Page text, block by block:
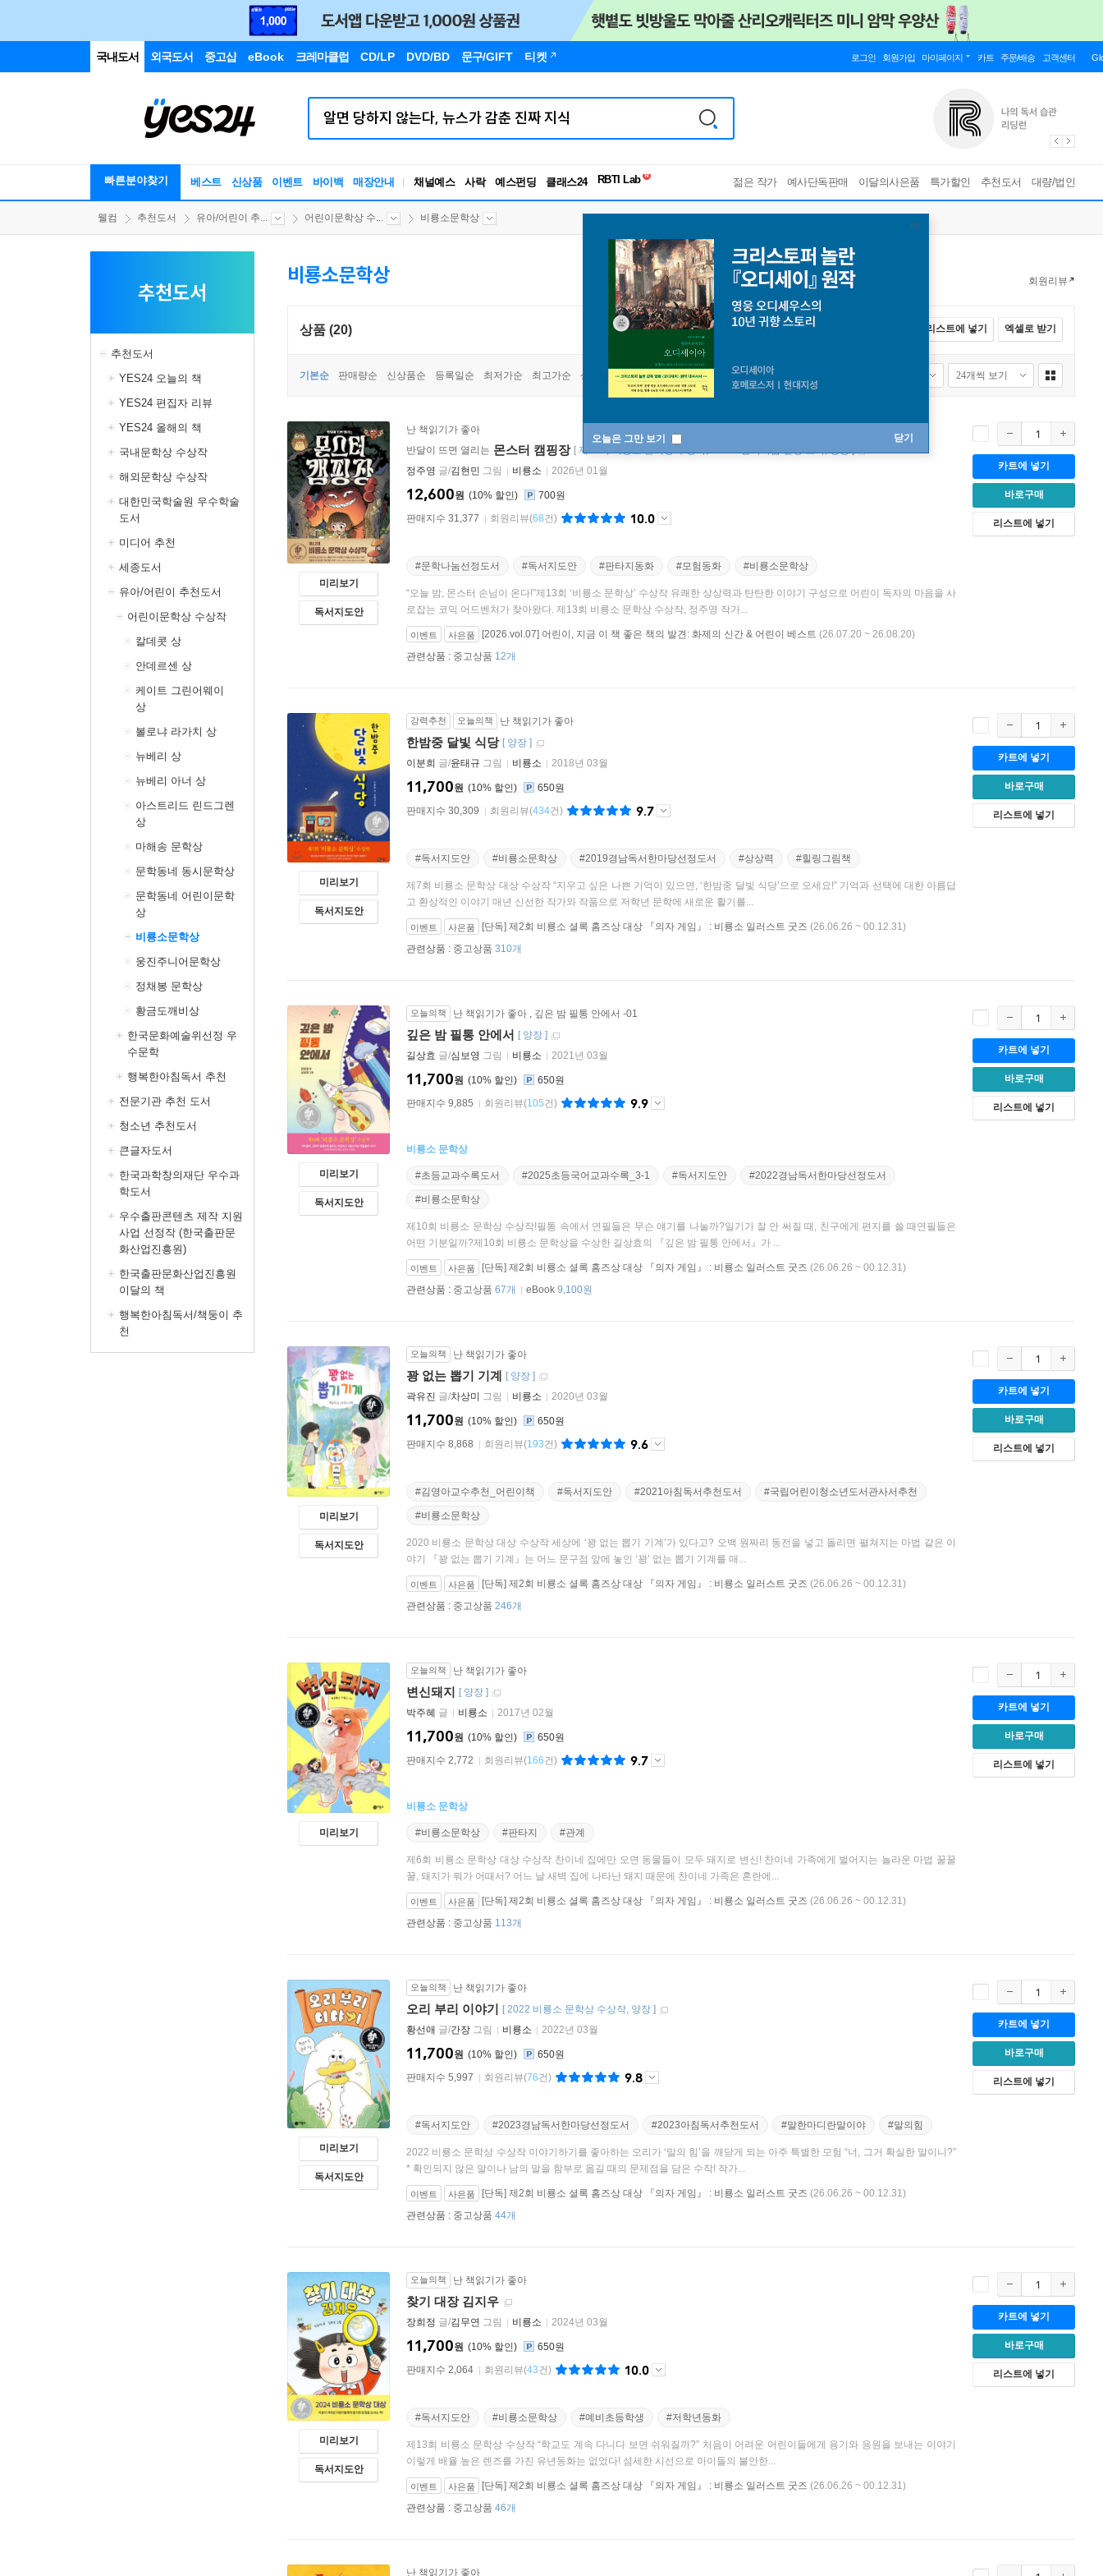
국내도서 외국도서 중고샵 eBook 크레마클럽 CD/LP DVD/BD 문구/GIFT 티켓 로그인 회원가입 마이페이지 카트 주문/배송 고객센터
빠른분야찾기 베스트 신상품 이벤트 바이백 매장안내 채널예스 사락 예스펀딩 클래스24
독서유형검사
젊은 작가 예사단독판매 이달의사은품 특가할인 추천도서 대량/법인
오늘은 그만 보기 닫기
웰컴 추천도서 유아/어린이 추... 어린이문학상 수... 비룡소문학상
추천도서
추천도서
YES24 오늘의 책
YES24 편집자 리뷰
YES24 올해의 책
국내문학상 수상작
해외문학상 수상작
대한민국학술원 우수학술
도서
미디어 추천
세종도서
유아/어린이 추천도서
어린이문학상 수상작
칼데콧 상
안데르센 상
케이트 그린어웨이
상
볼로냐 라가치 상
뉴베리 상
뉴베리 아너 상
아스트리드 린드그렌
상
마해송 문학상
문학동네 동시문학상
문학동네 어린이문학
상
비룡소문학상
웅진주니어문학상
정채봉 문학상
황금도깨비상
한국문화예술위선정 우
수문학
행복한아침독서 추천
전문기관 추천 도서
청소년 추천도서
큰글자도서
한국과학창의재단 우수과
학도서
우수출판콘텐츠 제작 지원
사업 선정작 (한국출판문
화산업진흥원)
한국출판문화산업진흥원
이달의 책
행복한아침독서/책둥이 추
천
비룡소문학상 회원리뷰
상품 (20) 전체선택 카트에 넣기 리스트에 넣기 엑셀로 받기
기본순 판매량순 신상품순 등록일순 최저가순 최고가순 상품명순
미리보기
독서지도안
난 책읽기가 좋아
반달이 뜨면 열리는 몬스터 캠핑장 [제13회 비룡소 문학상 수상작／2026 문학나눔 선정 도서 양장]
정주영 글/김현민 그림 비룡소 2026년 01월
10%
12,600원
700원
판매지수 31,377
회원리뷰(68건) 10.0
#문학나눔선정도서 #독서지도안 #판타지동화 #모험동화 #비룡소문학상
“오늘 밤, 몬스터 손님이 온다!”제13회 ‘비룡소 문학상’ 수상작 유쾌한 상상력과 탄탄한 이야기 구성으로 어린이 독자의 마음을 사
로잡는 코믹 어드벤처가 찾아왔다. 제13회 비룡소 문학상 수상작, 정주영 작가...
이벤트 사은품 [2026.vol.07] 어린이, 지금 이 책 좋은 책의 발견: 화제의 신간 & 어린이 베스트 (26.07.20 ~ 26.08.20)
관련상품 : 중고상품 12개
카트에 넣기
바로구매
리스트에 넣기
미리보기
독서지도안
강력추천 오늘의책 난 책읽기가 좋아
한밤중 달빛 식당 [ 양장 ]
이분희 글/윤태규 그림 비룡소 2018년 03월
10%
11,700원
650원
판매지수 30,309
회원리뷰(434건) 9.7
#독서지도안 #비룡소문학상 #2019경남독서한마당선정도서 #상상력 #힐링그림책
제7회 비룡소 문학상 대상 수상작 “지우고 싶은 나쁜 기억이 있으면, ‘한밤중 달빛 식당’으로 오세요!” 기억과 선택에 대한 아름답
고 환상적인 이야기 매년 신선한 작가와 작품으로 저학년 문학에 새로운 활기를...
이벤트 사은품 [단독] 제2회 비룡소 셜록 홈즈상 대상 『의자 게임』 : 비룡소 일러스트 굿즈 (26.06.26 ~ 00.12.31)
관련상품 : 중고상품 310개
카트에 넣기
바로구매
리스트에 넣기
미리보기
독서지도안
오늘의책 난 책읽기가 좋아 , 깊은 밤 필통 안에서 -01
깊은 밤 필통 안에서 [ 양장 ]
길상효 글/심보영 그림 비룡소 2021년 03월
10%
11,700원
650원
판매지수 9,885
회원리뷰(105건) 9.9
비룡소 문학상
#초등교과수록도서 #2025초등국어교과수록_3-1 #독서지도안 #2022경남독서한마당선정도서
#비룡소문학상
제10회 비룡소 문학상 수상작!필통 속에서 연필들은 무슨 얘기를 나눌까?일기가 잘 안 써질 때, 친구에게 편지를 쓸 때연필들은
어떤 기분일까?제10회 비룡소 문학상을 수상한 길상효의 『깊은 밤 필통 안에서』가 ...
이벤트 사은품 [단독] 제2회 비룡소 셜록 홈즈상 대상 『의자 게임』 : 비룡소 일러스트 굿즈 (26.06.26 ~ 00.12.31)
관련상품 : 중고상품 67개 eBook 9,100원
카트에 넣기
바로구매
리스트에 넣기
미리보기
독서지도안
오늘의책 난 책읽기가 좋아
꽝 없는 뽑기 기계 [ 양장 ]
곽유진 글/차상미 그림 비룡소 2020년 03월
10%
11,700원
650원
판매지수 8,868
회원리뷰(193건) 9.6
#김영아교수추천_어린이책 #독서지도안 #2021아침독서추천도서 #국립어린이청소년도서관사서추천
#비룡소문학상
2020 비룡소 문학상 대상 수상작 세상에 ‘꽝 없는 뽑기 기계’가 있다고? 오백 원짜리 동전을 넣고 돌리면 펼쳐지는 마법 같은 이
야기 『꽝 없는 뽑기 기계』는 어느 문구점 앞에 놓인 ‘꽝’ 없는 뽑기 기계를 매...
이벤트 사은품 [단독] 제2회 비룡소 셜록 홈즈상 대상 『의자 게임』 : 비룡소 일러스트 굿즈 (26.06.26 ~ 00.12.31)
관련상품 : 중고상품 246개
카트에 넣기
바로구매
리스트에 넣기
미리보기
오늘의책 난 책읽기가 좋아
변신돼지 [ 양장 ]
박주혜 글 비룡소 2017년 02월
10%
11,700원
650원
판매지수 2,772
회원리뷰(166건) 9.7
비룡소 문학상
#비룡소문학상 #판타지 #관계
제6회 비룡소 문학상 대상 수상작 찬이네 집에만 오면 동물들이 모두 돼지로 변신! 찬이네 가족에게 벌어지는 놀라운 마법 꿀꿀
꿀, 돼지가 뭐가 어때서? 어느 날 새벽 집에 나타난 돼지 때문에 찬이네 가족은 혼란에...
이벤트 사은품 [단독] 제2회 비룡소 셜록 홈즈상 대상 『의자 게임』 : 비룡소 일러스트 굿즈 (26.06.26 ~ 00.12.31)
관련상품 : 중고상품 113개
카트에 넣기
바로구매
리스트에 넣기
미리보기
독서지도안
오늘의책 난 책읽기가 좋아
오리 부리 이야기 [2022 비룡소 문학상 수상작 양장 ]
황선애 글/간장 그림 비룡소 2022년 03월
10%
11,700원
650원
판매지수 5,997
회원리뷰(76건) 9.8
#독서지도안 #2023경남독서한마당선정도서 #2023아침독서추천도서 #말한마디란말이야 #말의힘
2022 비룡소 문학상 수상작 이야기하기를 좋아하는 오리가 ‘말의 힘’을 깨닫게 되는 아주 특별한 모험 “너, 그거 확실한 말이니?”
* 확인되지 않은 말이나 남의 말을 함부로 옮길 때의 문제점을 담은 수작! 작가...
이벤트 사은품 [단독] 제2회 비룡소 셜록 홈즈상 대상 『의자 게임』 : 비룡소 일러스트 굿즈 (26.06.26 ~ 00.12.31)
관련상품 : 중고상품 44개
카트에 넣기
바로구매
리스트에 넣기
미리보기
독서지도안
오늘의책 난 책읽기가 좋아
찾기 대장 김지우
장희정 글/김무연 그림 비룡소 2024년 03월
10%
11,700원
650원
판매지수 2,064
회원리뷰(43건) 10.0
#독서지도안 #비룡소문학상 #예비초등학생 #저학년동화
제13회 비룡소 문학상 수상작 “학교도 계속 다니다 보면 쉬워질까?” 처음이 어려운 어린이들에게 용기와 응원을 보내는 이야기
이렇게 배율 높은 렌즈를 가진 유년동화는 없었다! 섬세한 시선으로 아이들의 불안한...
이벤트 사은품 [단독] 제2회 비룡소 셜록 홈즈상 대상 『의자 게임』 : 비룡소 일러스트 굿즈 (26.06.26 ~ 00.12.31)
관련상품 : 중고상품 46개
카트에 넣기
바로구매
리스트에 넣기
난 책읽기가 좋아